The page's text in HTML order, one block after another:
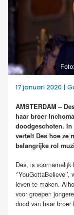
17 januari 2020 |
AMSTERDAM –
haar broer
doodgeschoten. In
vertelt Des hoe ze
belangrijke rol
Des, is voornamelijk
leven te maken.
voor groepen
dood van haar broer